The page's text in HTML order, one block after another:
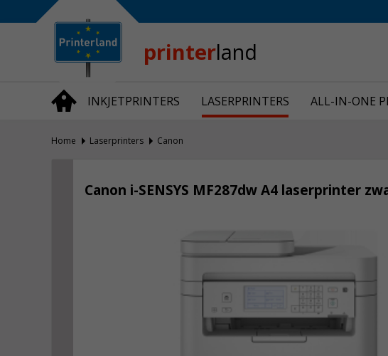
printerland
INKJETPRINTERS LASERPRINTERS ALL-IN-ONE
Over Printerland
Privacy
Algemene Voorwaarden
Productnieuws
Home Laserprinters Canon
Canon i-SENSYS MF287dw A4 laserprinter